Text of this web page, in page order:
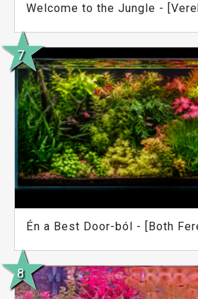
Welcome to the Jungle -
Én a Best Door-ból - [Both